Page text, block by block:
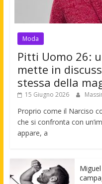
Moda
Pitti Uomo 26:
mette in
stessa della
15 Giugno 2026
Proprio come il Narciso
che si confronta con
appare, a